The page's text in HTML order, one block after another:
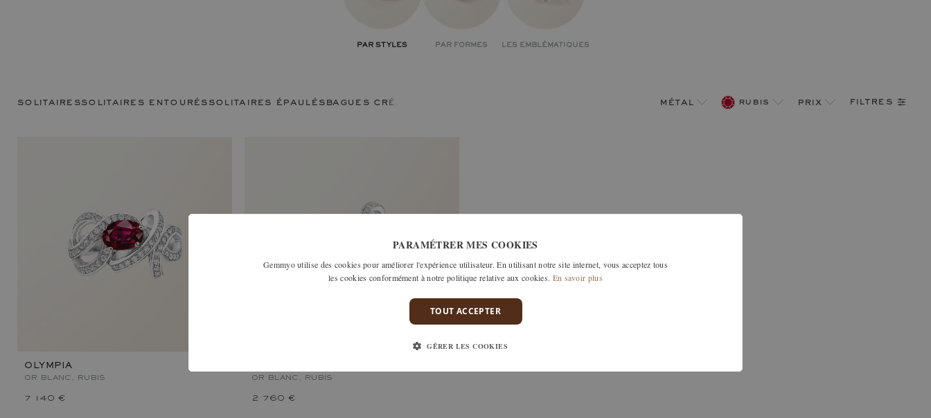
PAR STYLES PAR FORMES LES EMBLÉMATIQUES
solitairessolitaires entourés solitaires épaulés bagues créatives métal rubis prix filtres
OLYMPIA
OR BLANC, RUBIS
7 140 €
OR BLANC, RUBIS
2 760 €
PARAMÉTRER MES COOKIES
Gemmyo utilise des cookies pour améliorer l'expérience utilisateur. En utilisant notre site internet, vous acceptez tous
les cookies conformément à notre politique relative aux cookies. En savoir plus
TOUT ACCEPTER
GÉRER LES COOKIES